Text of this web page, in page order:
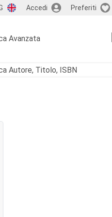
Accedi Preferiti
Avanzata